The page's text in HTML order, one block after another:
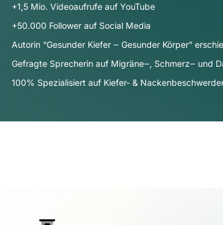
+1,5 Mio. Videoaufrufe auf YouTube
+50.000 Follower auf Social Media​
Autorin “Gesunder Kiefer ‒ Gesunder Körper”
Gefragte Sprecherin auf Migräne‒, Schmerz‒ und
100% Spezialisiert auf Kiefer- &